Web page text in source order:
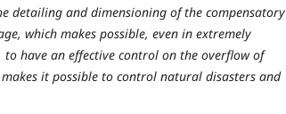
detailing and dimensioning of the compensatory
which makes possible, even in extremely
have an effective control on the overflow of
it possible to control natural disasters and